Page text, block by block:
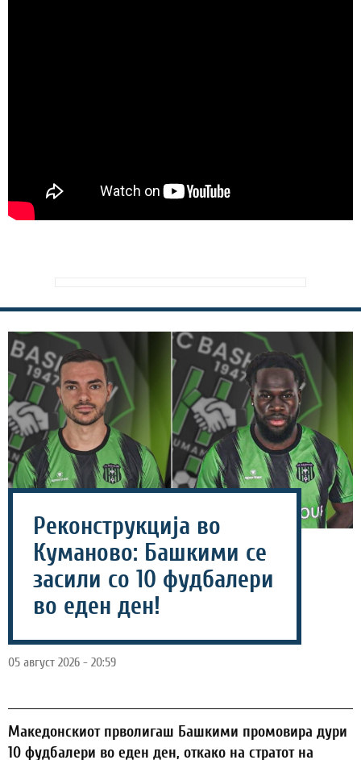
Реконструкција во
Куманово: Башкими се
засили со 10 фудбалери
во еден ден!
05 август 2026 - 20:59
Македонскиот прволигаш Башкими промовира дури
10 фудбалери во еден ден, откако на стратот на